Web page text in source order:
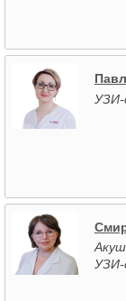
УЗИ-
УЗИ-